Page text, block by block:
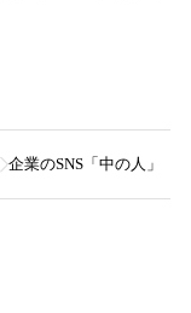
企業のSNS「中の人」が